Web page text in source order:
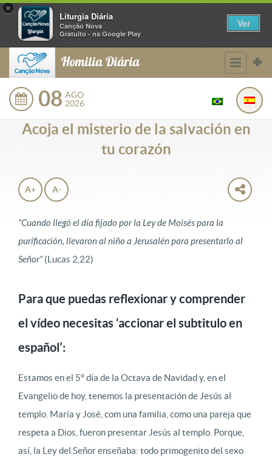
×
Liturgia Diária
Canção Nova
Gratuito - na Google Play
Ver
Homilia Diária
08 AGO
2026
Acoja el misterio de la salvación en
tu corazón
A+ A-
“Cuando llegó el día fijado por la Ley de Moisés para la
purificación, llevaron al niño a Jerusalén para presentarlo al
Señor”(Lucas 2,22)
Para que puedas reflexionar y comprender
el vídeo necesitas ‘accionar el subtitulo en
español’:
Estamos en el 5º día de la Octava de Navidad y, en el
Evangelio de hoy, tenemos la presentación de Jesús al
templo. María y José, com una familia, como una pareja que
respeta a Dios, fueron presentar Jesús al templo. Porque,
así, la Ley del Señor enseñaba: todo primogenito del sexo